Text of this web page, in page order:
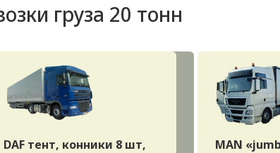
груза 20 тонн
DAF тент, конники 8 шт,
MAN